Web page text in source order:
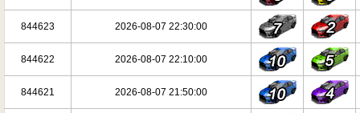
844623 2026-08-07 22:30:00
844622 2026-08-07 22:10:00
844621 2026-08-07 21:50:00